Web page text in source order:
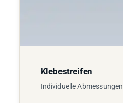
Klebestreifen
Individuelle Abmessungen